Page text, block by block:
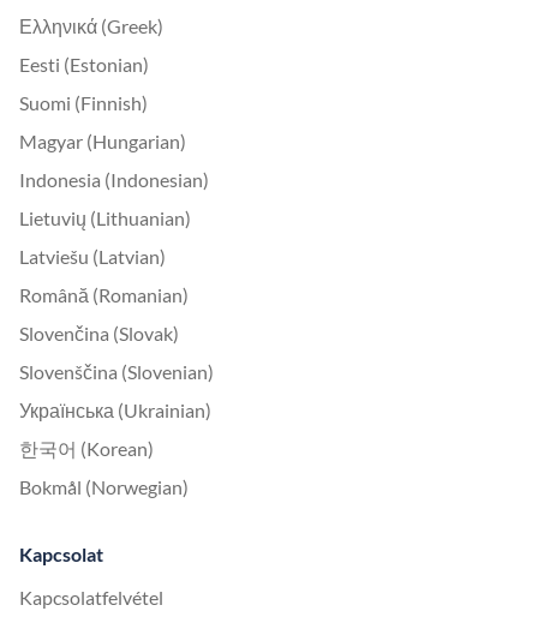
Ελληνικά (Greek)
Eesti (Estonian)
Suomi (Finnish)
Magyar (Hungarian)
Indonesia (Indonesian)
Lietuvių (Lithuanian)
Latviešu (Latvian)
Română (Romanian)
Slovenčina (Slovak)
Slovenščina (Slovenian)
Українська (Ukrainian)
한국어 (Korean)
Bokmål (Norwegian)
Kapcsolat
Kapcsolatfelvétel